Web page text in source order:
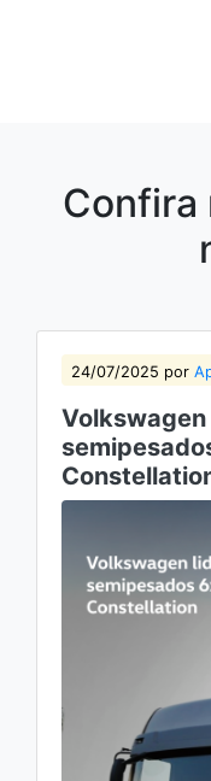
Confira
24/07/2025 por